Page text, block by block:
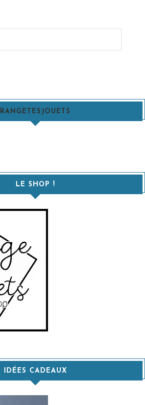
RANGETESJOUETS
LE SHOP !
IDÉES CADEAUX